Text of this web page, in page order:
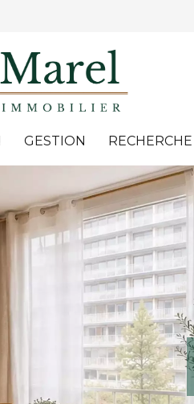
GESTION RECHERCHE